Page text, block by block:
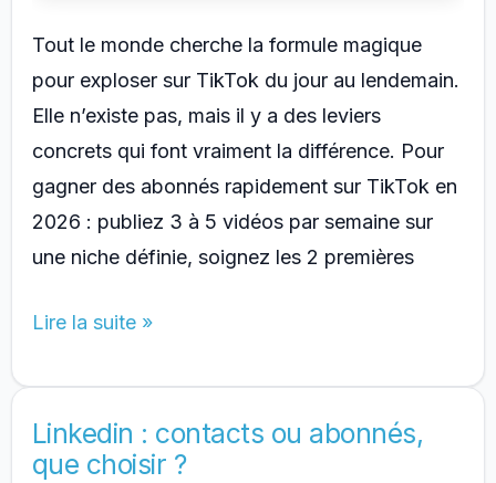
Tout le monde cherche la formule magique
pour exploser sur TikTok du jour au lendemain.
Elle n’existe pas, mais il y a des leviers
concrets qui font vraiment la différence. Pour
gagner des abonnés rapidement sur TikTok en
2026 : publiez 3 à 5 vidéos par semaine sur
une niche définie, soignez les 2 premières
Comment
des
abonnés
rapidement
Lire la suite »
Linkedin : contacts ou abonnés,
que choisir ?